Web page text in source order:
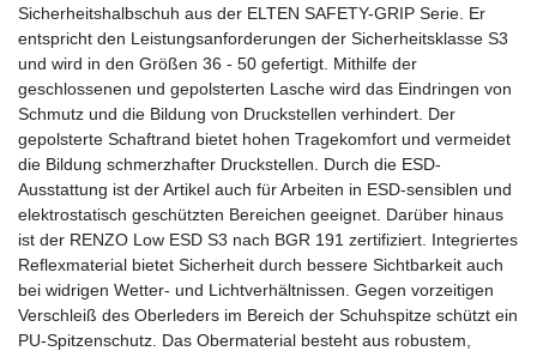
Sicherheitshalbschuh aus der ELTEN SAFETY-GRIP Serie. Er
entspricht den Leistungsanforderungen der Sicherheitsklasse S3
und wird in den Größen 36 - 50 gefertigt. Mithilfe der
geschlossenen und gepolsterten Lasche wird das Eindringen von
Schmutz und die Bildung von Druckstellen verhindert. Der
gepolsterte Schaftrand bietet hohen Tragekomfort und vermeidet
die Bildung schmerzhafter Druckstellen. Durch die ESD-
Ausstattung ist der Artikel auch für Arbeiten in ESD-sensiblen und
elektrostatisch geschützten Bereichen geeignet. Darüber hinaus
ist der RENZO Low ESD S3 nach BGR 191 zertifiziert. Integriertes
Reflexmaterial bietet Sicherheit durch bessere Sichtbarkeit auch
bei widrigen Wetter- und Lichtverhältnissen. Gegen vorzeitigen
Verschleiß des Oberleders im Bereich der Schuhspitze schützt ein
PU-Spitzenschutz. Das Obermaterial besteht aus robustem,